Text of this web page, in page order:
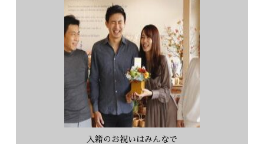
入籍のお祝いはみんなで